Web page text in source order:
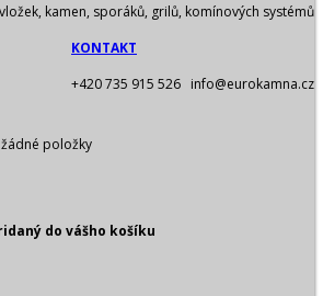
kamen, sporáků, grilů, komínových systémů
KONTAKT
+420 735 915 526 info@eurokamna.cz
položky
do vášho košíku